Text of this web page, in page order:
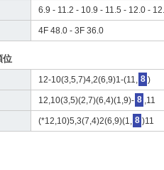
6.9 - 11.2 - 10.9 - 11.5 - 12.0 -
4F 48.0 - 3F 36.0
位
12-10(3,5,7)4,2(6,9)1-(11, 8 )
12,10(3,5)(2,7)(6,4)(1,9)- 8 ,11
(*12,10)5,3(7,4)2(6,9)(1, 8 )11